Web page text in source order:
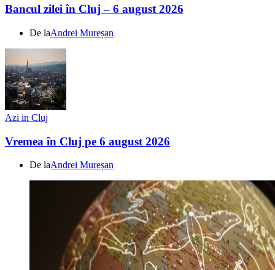
Bancul zilei în Cluj – 6 august 2026
De laAndrei Mureșan
Azi in Cluj
Vremea în Cluj pe 6 august 2026
De laAndrei Mureșan